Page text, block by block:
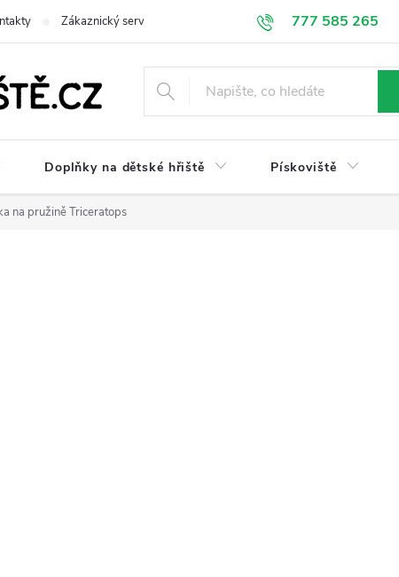
777 585 265
Zákaznický servis Doprava a platba Obchodní podmínky
Doplňky na dětské hřiště Pískoviště
na pružině Triceratops